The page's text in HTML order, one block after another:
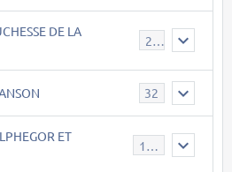
DE LA
23
32
ET
147